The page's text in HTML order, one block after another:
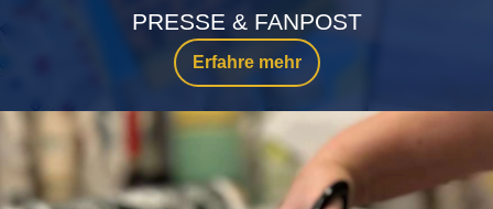
Erfahre mehr
PRESSE & FANPOST